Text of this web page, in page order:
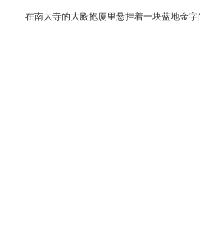
在南大寺的大殿抱厦里悬挂着一块蓝地金